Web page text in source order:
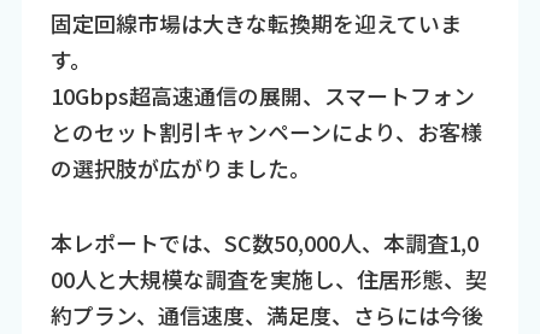
固定回線市場は大きな転換期を迎えていま
す。
10Gbps超高速通信の展開、スマートフォン
とのセット割引キャンペーンにより、お客様
の選択肢が広がりました。
本レポートでは、SC数50,000人、本調査1,0
00人と大規模な調査を実施し、住居形態、契
約プラン、通信速度、満足度、さらには今後